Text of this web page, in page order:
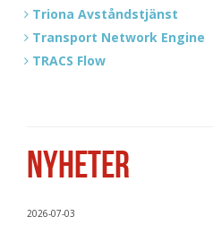
Triona Avståndstjänst
Transport Network Engine
TRACS Flow
NYHETER
2026-07-03